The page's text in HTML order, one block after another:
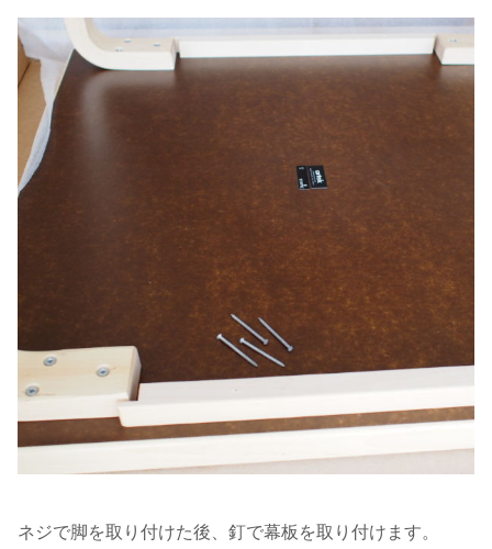
ネジで脚を取り付けた後、釘で幕板を取り付けます。